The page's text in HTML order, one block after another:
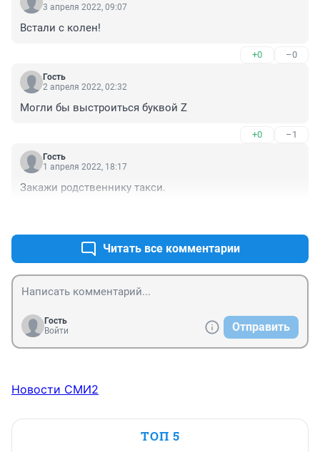
3 апреля 2022, 09:07
Встали с колен!
+0 –0
Гость
2 апреля 2022, 02:32
Могли бы выстроиться буквой Z
+0 –1
Гость
1 апреля 2022, 18:17
Закажи родственнику такси.
Читать все комментарии
Гость
Войти
Отправить
Новости СМИ2
ТОП 5